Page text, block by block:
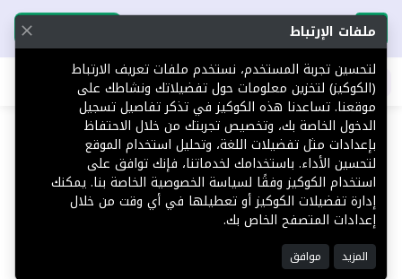
تحميل التطبيق تحميل التطبيق
اطلب عقارك
سعود الثبيتي
0
التقييمات
ملفات الإرتباط
لتحسين تجربة المستخدم، نستخدم ملفات تعريف الارتباط
(الكوكيز) لتخزين معلومات حول تفضيلاتك ونشاطك على
موقعنا. تساعدنا هذه الكوكيز في تذكر تفاصيل تسجيل
الدخول الخاصة بك، وتخصيص تجربتك من خلال الاحتفاظ
بإعدادات مثل تفضيلات اللغة، وتحليل استخدام الموقع
لتحسين الأداء. باستخدامك لخدماتنا، فإنك توافق على
استخدام الكوكيز وفقًا لسياسة الخصوصية الخاصة بنا. يمكنك
إدارة تفضيلات الكوكيز أو تعطيلها في أي وقت من خلال
إعدادات المتصفح الخاص بك.
المزيد موافق